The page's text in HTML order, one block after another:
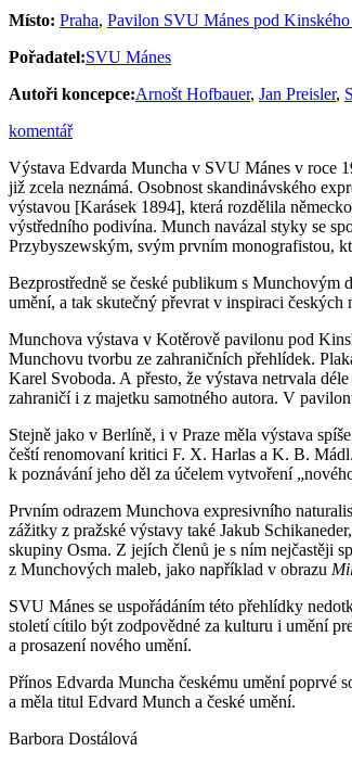
Místo: Praha, Pavilon SVU Mánes pod Kinského
Pořadatel:SVU Mánes
Autoři koncepce:Arnošt Hofbauer, Jan Preisler,
komentář
Výstava Edvarda Muncha v SVU Mánes v roce
již zcela neznámá. Osobnost skandinávského
výstavou [Karásek 1894], která rozdělila
výstředního podivína. Munch navázal styky se
Przybyszewským, svým prvním monografistou,
Bezprostředně se české publikum s
umění, a tak skutečný převrat v inspiraci českých
Munchova výstava v Kotěrově pavilonu pod
Munchovu tvorbu ze zahraničních přehlídek.
Karel Svoboda. A přesto, že výstava netrvala
zahraničí i z majetku samotného autora. V
Stejně jako v Berlíně, i v Praze měla výstava
čeští renomovaní kritici F. X. Harlas a K. B.
k poznávání jeho děl za účelem vytvoření
Prvním odrazem Munchova expresivního
zážitky z pražské výstavy také Jakub
skupiny Osma. Z jejích členů je s ním nejčastěji
z Munchových maleb, jako například v obrazu
SVU Mánes se uspořádáním této přehlídky
století cítilo být zodpovědné za kulturu i umění
a prosazení nového umění.
Přínos Edvarda Muncha českému umění poprvé
a měla titul Edvard Munch a české umění.
Barbora Dostálová